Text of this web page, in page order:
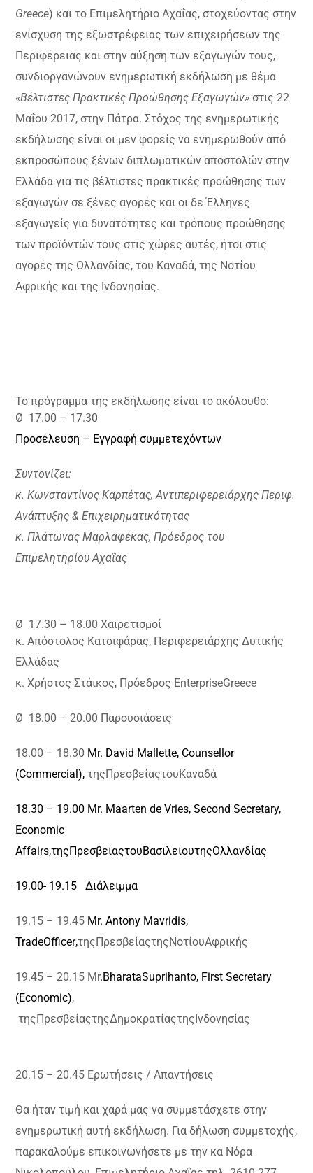
Greece) και το Επιμελητήριο Αχαΐας, στοχεύοντας στην
ενίσχυση της εξωστρέφειας των επιχειρήσεων της
Περιφέρειας και στην αύξηση των εξαγωγών τους,
συνδιοργανώνουν ενημερωτική εκδήλωση με θέμα
«Βέλτιστες Πρακτικές Προώθησης Εξαγωγών»στις 22
Μαΐου 2017, στην Πάτρα. Στόχος της ενημερωτικής
εκδήλωσης είναι οι μεν φορείς να ενημερωθούν από
εκπροσώπους ξένων διπλωματικών αποστολών στην
Ελλάδα για τις βέλτιστες πρακτικές προώθησης των
εξαγωγών σε ξένες αγορές και οι δε Έλληνες
εξαγωγείς για δυνατότητες και τρόπους προώθησης
των προϊόντών τους στις χώρες αυτές, ήτοι στις
αγορές της Ολλανδίας, του Καναδά, της Νοτίου
Αφρικής και της Ινδονησίας.
Το πρόγραμμα της εκδήλωσης είναι το ακόλουθο:
Ø 17.00 – 17.30
Προσέλευση – Εγγραφή συμμετεχόντων
Συντονίζει:
κ. Κωνσταντίνος Καρπέτας, Αντιπεριφερειάρχης Περιφ.
Ανάπτυξης & Επιχειρηματικότητας
κ. Πλάτωνας Μαρλαφέκας, Πρόεδρος του
Επιμελητηρίου Αχαΐας
Ø 17.30 – 18.00 Χαιρετισμοί
κ. Απόστολος Κατσιφάρας, Περιφερειάρχης Δυτικής
Ελλάδας
κ. Χρήστος Στάικος, Πρόεδρος EnterpriseGreece
Ø 18.00 – 20.00 Παρουσιάσεις
18.00 – 18.30 Mr. David Mallette, Counsellor
(Commercial),τηςΠρεσβείαςτουΚαναδά
18.30 – 19.00 Mr. Maarten de Vries,Second Secretary,
Economic
Affairs,τηςΠρεσβείαςτουΒασιλείουτηςΟλλανδίας
19.00- 19.15 Διάλειμμα
19.15 – 19.45 Mr. Antony Mavridis,
TradeOfficer,τηςΠρεσβείαςτηςΝοτίουΑφρικής
19.45 – 20.15 Mr.BharataSuprihanto, First Secretary
(Economic),
τηςΠρεσβείαςτηςΔημοκρατίαςτηςΙνδονησίας
20.15 – 20.45 Ερωτήσεις / Απαντήσεις
Θα ήταν τιμή και χαρά μας να συμμετάσχετε στην
ενημερωτική αυτή εκδήλωση. Για δήλωση συμμετοχής,
παρακαλούμε επικοινωνήσετε με την κα Νόρα